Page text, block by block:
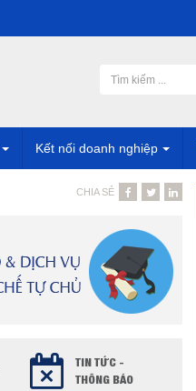
Kết nối doanh nghiệp
CHIA SẺ
TIN TỨC -
THÔNG BÁO